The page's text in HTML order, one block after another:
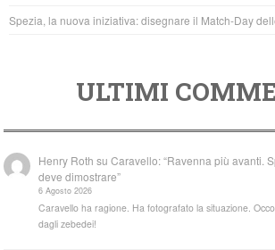
Spezia, la nuova iniziativa: disegnare il Match-Day
ULTIMI
Henry Roth suCaravello: “Ravenna più avanti.
deve dimostrare”
6 Agosto 2026
Caravello ha ragione. Ha fotografato la situazione.
dagli zebedei!